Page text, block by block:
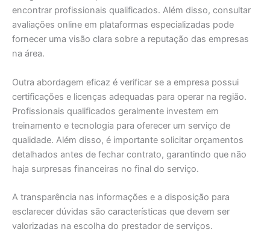
encontrar profissionais qualificados. Além disso, consultar
avaliações online em plataformas especializadas pode
fornecer uma visão clara sobre a reputação das empresas
na área.
Outra abordagem eficaz é verificar se a empresa possui
certificações e licenças adequadas para operar na região.
Profissionais qualificados geralmente investem em
treinamento e tecnologia para oferecer um serviço de
qualidade. Além disso, é importante solicitar orçamentos
detalhados antes de fechar contrato, garantindo que não
haja surpresas financeiras no final do serviço.
A transparência nas informações e a disposição para
esclarecer dúvidas são características que devem ser
valorizadas na escolha do prestador de serviços.